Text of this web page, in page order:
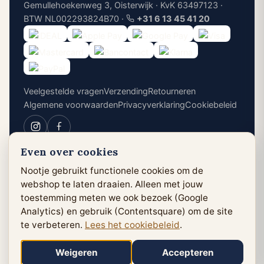
Gemullehoekenweg 3, Oisterwijk · KvK 63497123 ·
BTW NL002293824B70 ·
+31 6 13 45 41 20
Veelgestelde vragenVerzendingRetourneren
Algemene voorwaardenPrivacyverklaringCookiebeleid
Cookievoorkeuren
Even over cookies
Nootje gebruikt functionele cookies om de
webshop te laten draaien. Alleen met jouw
toestemming meten we ook bezoek (Google
Analytics) en gebruik (Contentsquare) om de site
te verbeteren. Lees het cookiebeleid.
Weigeren Accepteren